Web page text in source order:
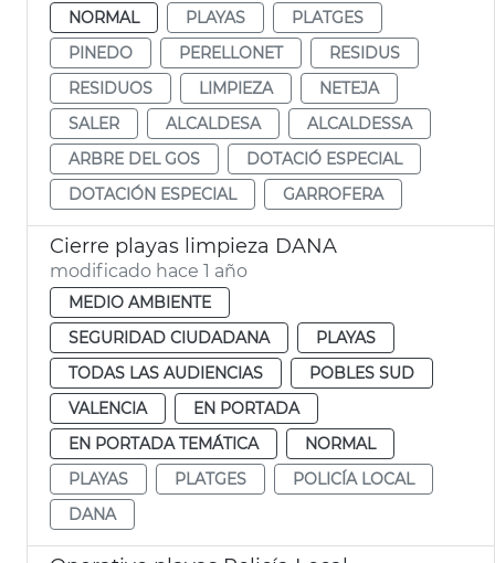
NORMAL
PLAYAS
PLATGES
PINEDO
PERELLONET
RESIDUS
RESIDUOS
LIMPIEZA
NETEJA
SALER
ALCALDESA
ALCALDESSA
ARBRE DEL GOS
DOTACIÓ ESPECIAL
DOTACIÓN ESPECIAL
GARROFERA
Cierre playas limpieza DANA
modificado hace 1 año
MEDIO AMBIENTE
SEGURIDAD CIUDADANA
PLAYAS
TODAS LAS AUDIENCIAS
POBLES SUD
VALENCIA
EN PORTADA
EN PORTADA TEMÁTICA
NORMAL
PLAYAS
PLATGES
POLICÍA LOCAL
DANA